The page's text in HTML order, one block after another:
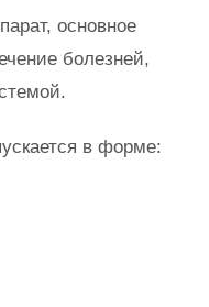
основное
болезней,
в форме: